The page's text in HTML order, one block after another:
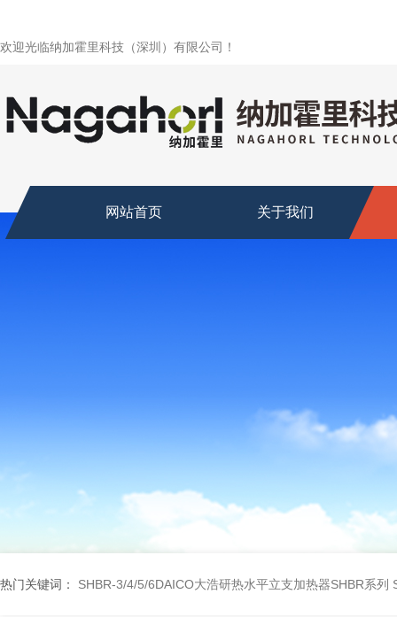
欢迎光临纳加霍里科技（深圳）有限公司！
网站首页 关于我们
热门关键词： SHBR-3/4/5/6DAICO大浩研热水平立支加热器SHBR系列